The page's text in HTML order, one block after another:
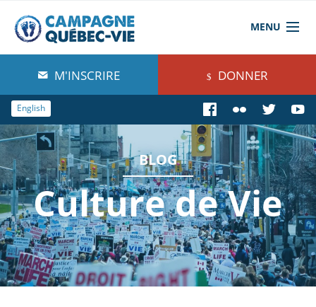
MENU
À propos de nous
Blog
Comprendre
Agir
Boutique
M'INSCRIRE DONNER
English
BLOG
Culture de Vie